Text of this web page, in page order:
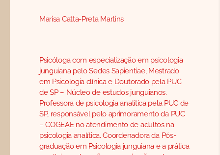
Marisa Catta-Preta Martins
Psicóloga com especialização em psicologia
junguiana pelo Sedes Sapientiae, Mestrado
em Psicologia clínica e Doutorado pela PUC
de SP – Núcleo de estudos junguianos.
Professora de psicologia analítica pela PUC de
SP, responsável pelo aprimoramento da PUC
– COGEAE no atendimento de adultos na
psicologia analítica. Coordenadora da Pós-
graduação em Psicologia junguiana e a prática